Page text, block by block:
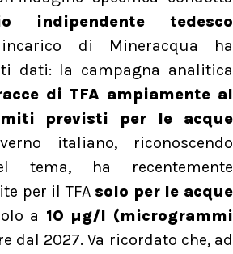
indipendente tedesco
di Mineracqua ha
dati: la campagna analitica
di TFA ampiamente al
previsti per le acque
italiano, riconoscendo
tema, ha recentemente
per il TFA solo per le acque
a 10 µg/l (microgrammi
dal 2027. Va ricordato che, ad